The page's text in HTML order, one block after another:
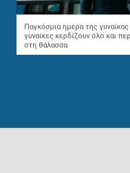
Παγκόσμια ημέρα της γυναίκας
γυναίκες κερδίζουν όλο και
στη θάλασσα